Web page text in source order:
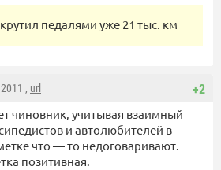
педалями уже 21 тыс. км
+2
, url
чиновник, учитывая взаимный
и автолюбителей в
что — то недоговаривают.
позитивная.